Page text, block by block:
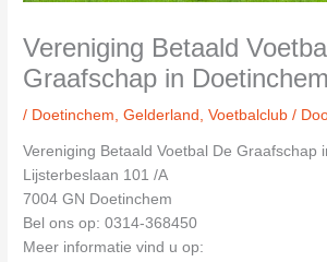
Vereniging Betaald
Graafschap in Doetinchem
/ Doetinchem ,Gelderland ,Voetbalclub /
Vereniging Betaald Voetbal De Graafschap
Lijsterbeslaan 101 /A
7004 GN Doetinchem
Bel ons op: 0314-368450
Meer informatie vind u op: